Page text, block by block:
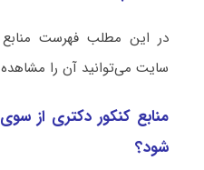
در این مطلب فهرست
سایت می‌توانید آن را مشاهده
منابع کنکور دکتری از
شود؟